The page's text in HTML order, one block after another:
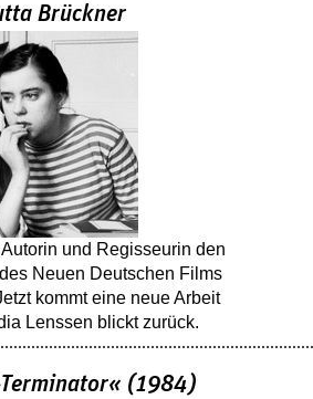
Brückner
und Regisseurin den
Neuen Deutschen Films
kommt eine neue Arbeit
Lenssen blickt zurück.
(1984)